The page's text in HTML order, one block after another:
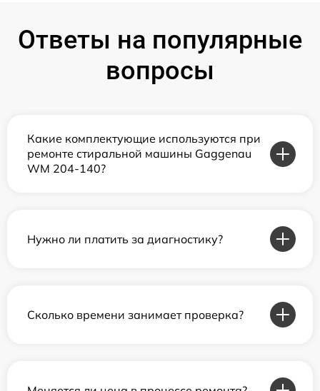
Ответы на популярные
вопросы
Какие комплектующие используются при
ремонте стиральной машины Gaggenau
WM 204-140?
Нужно ли платить за диагностику?
Сколько времени занимает проверка?